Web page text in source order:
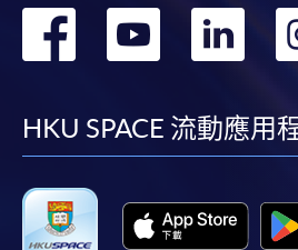
以上中文本純作參考之用，如內容與
切以英文版本為準。
1. 現金、「易辦事」（EPS）
(WeChat Pay) 或支付寶(Alipay)
轉
facebook
轉
轉
HKU SPACE 流動應用